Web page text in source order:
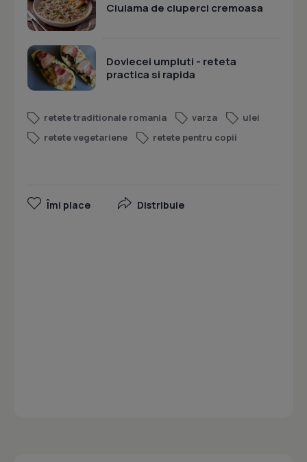
Ciulama de ciuperci cremoasa
Dovlecei umpluti - reteta
practica si rapida
retete traditionale romania varza
ulei
retete vegetariene
retete pentru copii
Îmi place Distribuie